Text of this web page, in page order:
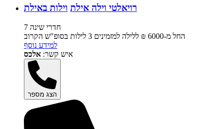
רויאלטי וילה אילת וילות באילת
7 חדרי שינה
החל מ-‏6000 ₪ ללילה למזמינים 3 לילות בסופ"ש הקרוב
למידע נוסף
איש קשר: אלכס
הצג מספר